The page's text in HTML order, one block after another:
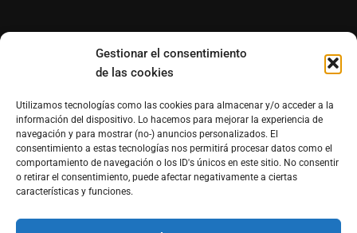
Gestionar el consentimiento
de las cookies
Utilizamos tecnologías como las cookies para almacenar y/o acceder a la
información del dispositivo. Lo hacemos para mejorar la experiencia de
navegación y para mostrar (no-) anuncios personalizados. El
consentimiento a estas tecnologías nos permitirá procesar datos como el
comportamiento de navegación o los ID's únicos en este sitio. No consentir
o retirar el consentimiento, puede afectar negativamente a ciertas
características y funciones.